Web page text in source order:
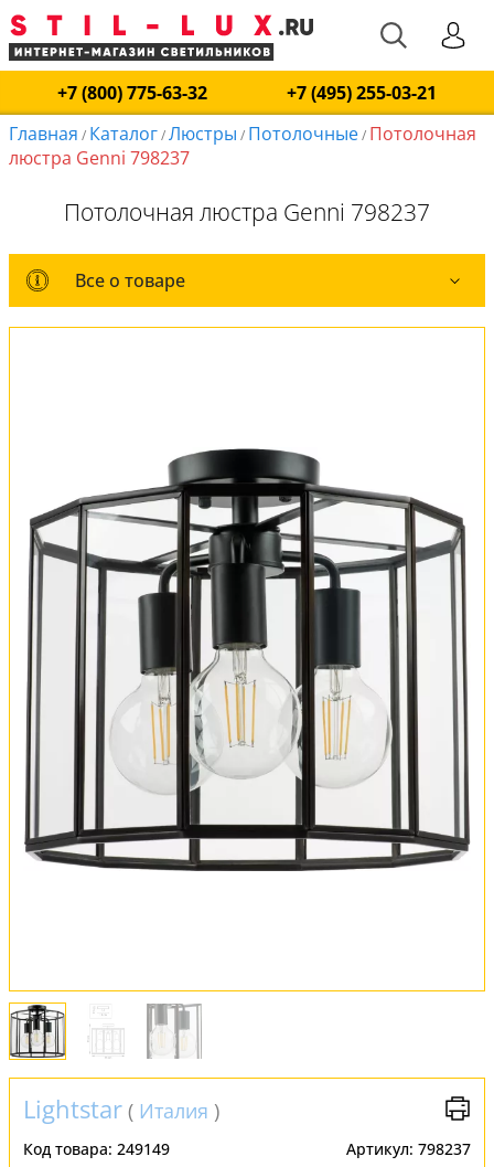
+7 (800) 775-63-32
+7 (495) 255-03-21
Главная / Каталог/Люстры / Потолочные/ Потолочная
люстра Genni 798237
Потолочная люстра Genni 798237
Все о товаре
Все о товаре
Оплата и доставка
Обмен и возврат
Установка
FAQ
Отзывы
Lightstar ( Италия )
Код товара: 249149 Артикул: 798237